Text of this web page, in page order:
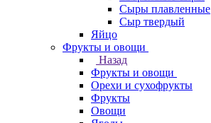
Сыры плавленные
Сыр твердый
Яйцо
Фрукты и овощи
Назад
Фрукты и овощи
Орехи и сухофрукты
Фрукты
Овощи